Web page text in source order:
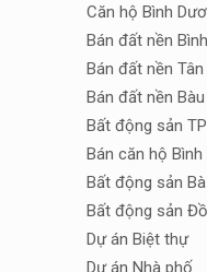
Căn hộ Bình
Bán đất nền
Bán đất nền Tân
Bán đất nền
Bất động sản
Bán căn hộ Bình
Bất động sản
Bất động sản
Dự án Biệt thự
Dự án Nhà phố